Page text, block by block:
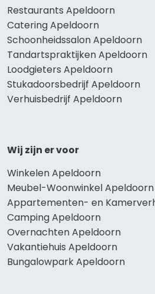
Restaurants Apeldoorn
Catering Apeldoorn
Schoonheidssalon Apeldoorn
Tandartspraktijken Apeldoorn
Loodgieters Apeldoorn
Stukadoorsbedrijf Apeldoorn
Verhuisbedrijf Apeldoorn
Wij zijn er voor
Winkelen Apeldoorn
Meubel-Woonwinkel Apeldoorn
Appartementen- en
Camping Apeldoorn
Overnachten Apeldoorn
Vakantiehuis Apeldoorn
Bungalowpark Apeldoorn